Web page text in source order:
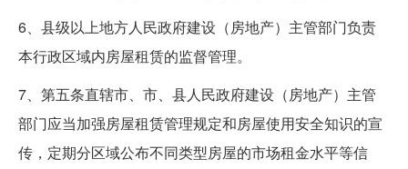
6、县级以上地方人民政府建设（房地产）主管部门负责
本行政区域内房屋租赁的监督管理。
7、第五条直辖市、市、县人民政府建设（房地产）主管
部门应当加强房屋租赁管理规定和房屋使用安全知识的宣
传，定期分区域公布不同类型房屋的市场租金水平等信